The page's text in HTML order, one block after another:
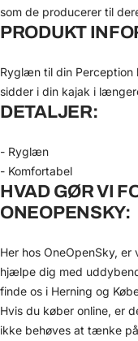
som de producerer til
PRODUKT
Ryglæn til din Perception
sidder i din kajak i
DETALJER:
- Ryglæn
- Komfortabel
HVAD GØR VI
ONEOPENSKY:
Her hos OneOpenSky,
hjælpe dig med
finde os i Herning og
Hvis du køber online, er
ikke behøves at tænke